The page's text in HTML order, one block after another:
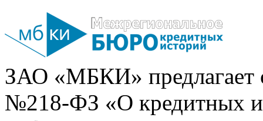
ЗАО «МБКИ» предлагает
№218-ФЗ «О кредитных